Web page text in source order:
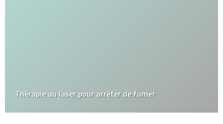
Thérapie au laser pour arrêter de fumer